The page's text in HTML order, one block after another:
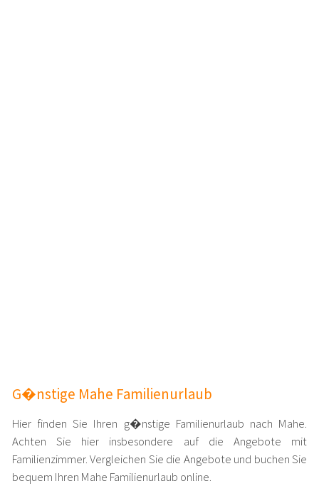
G�nstige Mahe Familienurlaub
Hier finden Sie Ihren g�nstige Familienurlaub nach Mahe.
Achten Sie hier insbesondere auf die Angebote mit
Familienzimmer. Vergleichen Sie die Angebote und buchen Sie
bequem Ihren Mahe Familienurlaub online.